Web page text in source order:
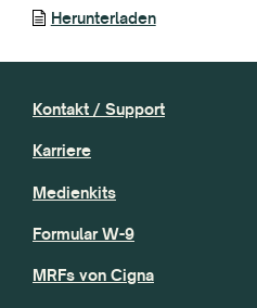
Herunterladen
Kontakt / Support
Karriere
Medienkits
Formular W-9
MRFs von Cigna